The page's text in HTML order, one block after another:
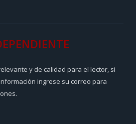
y de calidad para el lector, si
ingrese su correo para